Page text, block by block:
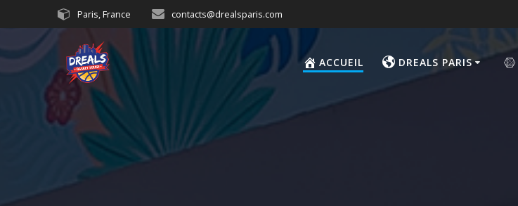
au
contenu
Paris, France contacts@drealsparis.com
ACCUEIL DREALS PARIS